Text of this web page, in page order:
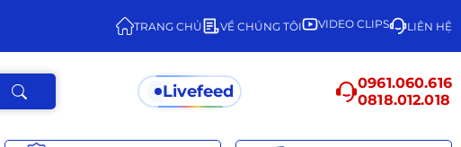
TRANG CHỦ VỀ CHÚNG TÔI VIDEO CLIPS LIÊN HỆ
Livefeed
0961.060.616
0818.012.018